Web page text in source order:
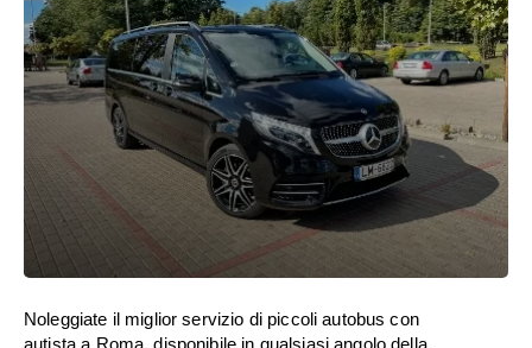
Noleggiate il miglior servizio di piccoli autobus con
autista a Roma, disponibile in qualsiasi angolo della